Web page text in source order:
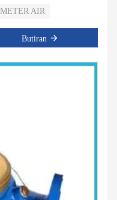
METER AIR
Butiran